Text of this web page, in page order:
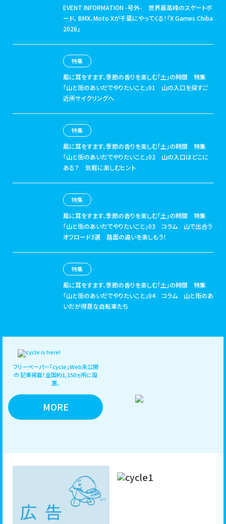
EVENT INFORMATION -号外- 世界最高峰のスケートボ
ード、 BMX、Moto Xが千葉にやってくる！「X Games Chiba
2026」
特集
風に耳をすます、季節の香りを楽しむ「土」の時間 特集
「山と街のあいだでやりたいこと」01 山の入口を探すご
近所サイクリングへ
特集
風に耳をすます、季節の香りを楽しむ「土」の時間 特集
「山と街のあいだでやりたいこと」02 山の入口はどこに
ある？ 気軽に楽しむヒント
特集
風に耳をすます、季節の香りを楽しむ「土」の時間 特集
「山と街のあいだでやりたいこと」03 コラム 山で出合う
オフロード3選 路面の違いを楽しもう！
特集
風に耳をすます、季節の香りを楽しむ「土」の時間 特集
「山と街のあいだでやりたいこと」04 コラム 山と街のあ
いだが得意な自転車たち
フリーペーパー「cycle」Web未公開
の記事掲載！全国約1,150ヵ所に設
置。
MORE